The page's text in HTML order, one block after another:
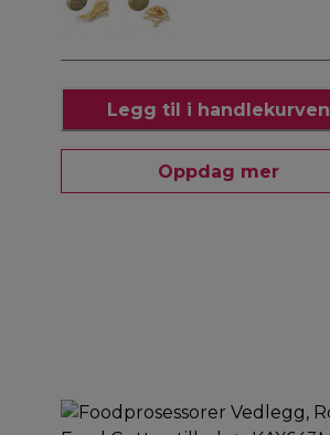
Legg til i handlekurven
Oppdag mer